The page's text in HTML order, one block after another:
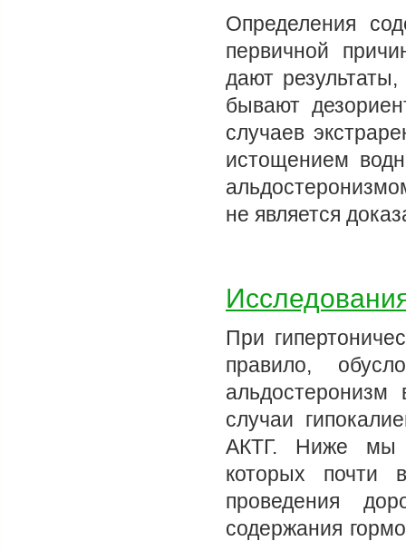
Определения
первичной
дают
бывают
случаев
истощением
не является
При
правило,
случаи
АКТГ. Ниже мы
которых почти
проведения
содержания